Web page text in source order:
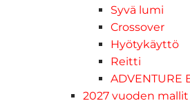
Syvä lumi
Crossover
Hyötykäyttö
Reitti
ADVENTURE
2027 vuoden mallit